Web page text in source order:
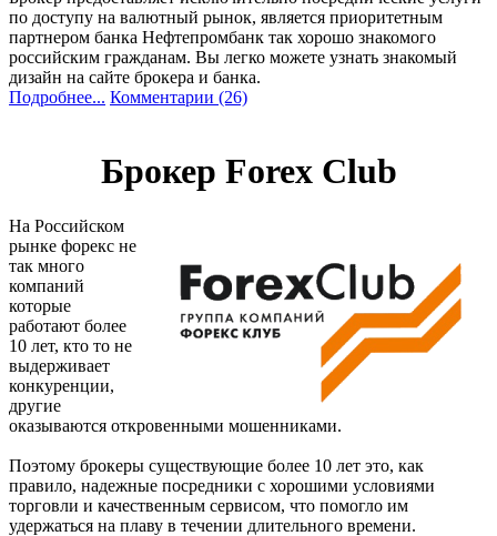
по доступу на валютный рынок, является приоритетным
партнером банка Нефтепромбанк так хорошо знакомого
российским гражданам. Вы легко можете узнать знакомый
дизайн на сайте брокера и банка.
Подробнее... Комментарии (26)
Брокер Forex Club
На Российском
рынке форекс не
так много
компаний
которые
работают более
10 лет, кто то не
выдерживает
конкуренции,
другие
оказываются откровенными мошенниками.
Поэтому брокеры существующие более 10 лет это, как
правило, надежные посредники с хорошими условиями
торговли и качественным сервисом, что помогло им
удержаться на плаву в течении длительного времени.